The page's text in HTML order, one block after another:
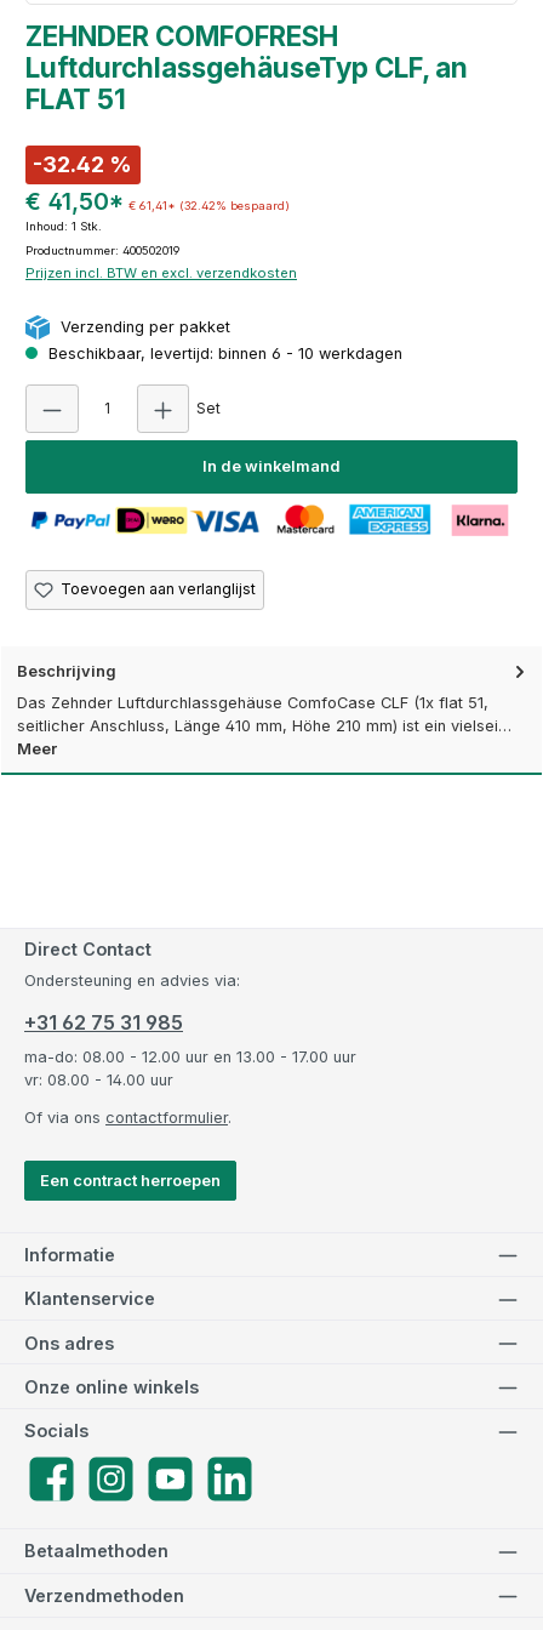
ZEHNDER COMFOFRESH
LuftdurchlassgehäuseTyp CLF, an
FLAT 51
-32.42 %
€ 41,50* € 61,41* (32.42% bespaard)
Inhoud: 1 Stk.
Productnummer: 400502019
Prijzen incl. BTW en excl. verzendkosten
Verzending per pakket
Beschikbaar, levertijd: binnen 6 - 10 werkdagen
Set
In de winkelmand
Toevoegen aan verlanglijst
Beschrijving
Das Zehnder Luftdurchlassgehäuse ComfoCase CLF (1x flat 51,
seitlicher Anschluss, Länge 410 mm, Höhe 210 mm) ist ein vielsei…
Meer
Direct Contact
Ondersteuning en advies via:
+31 62 75 31 985
ma-do: 08.00 - 12.00 uur en 13.00 - 17.00 uur
vr: 08.00 - 14.00 uur
Of via ons contactformulier.
Een contract herroepen
Informatie
Klantenservice
Betaalmethoden
Verzendmethoden
Ons adres
Socials
FacebookInstagramYouTube
Onze online winkels